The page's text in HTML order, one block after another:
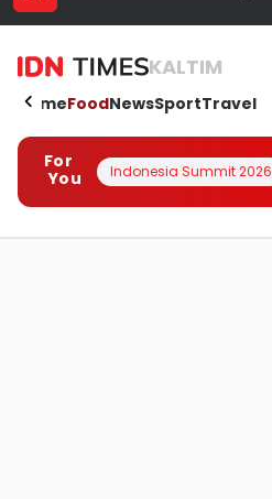
KALTIM
HomeFoodNewsSportTravel
For
You
Indonesia Summit 2026